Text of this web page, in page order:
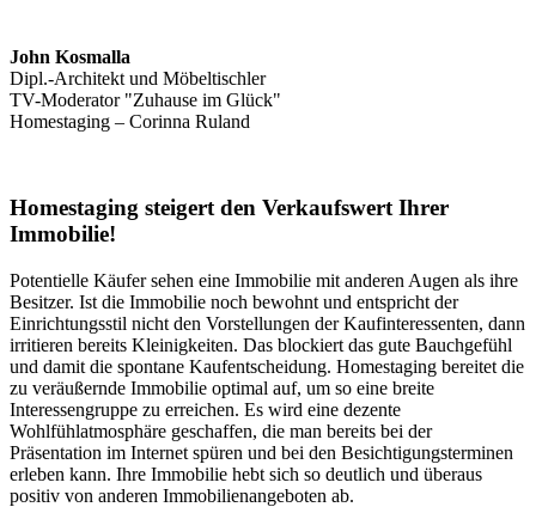
John Kosmalla
Dipl.-Architekt und Möbeltischler
TV-Moderator "Zuhause im Glück"
Homestaging – Corinna Ruland
Homestaging steigert den Verkaufswert Ihrer
Immobilie!
Potentielle Käufer sehen eine Immobilie mit anderen Augen als ihre
Besitzer. Ist die Immobilie noch bewohnt und entspricht der
Einrichtungsstil nicht den Vorstellungen der Kaufinteressenten, dann
irritieren bereits Kleinigkeiten. Das blockiert das gute Bauchgefühl
und damit die spontane Kaufentscheidung. Homestaging bereitet die
zu veräußernde Immobilie optimal auf, um so eine breite
Interessengruppe zu erreichen. Es wird eine dezente
Wohlfühlatmosphäre geschaffen, die man bereits bei der
Präsentation im Internet spüren und bei den Besichtigungsterminen
erleben kann. Ihre Immobilie hebt sich so deutlich und überaus
positiv von anderen Immobilienangeboten ab.